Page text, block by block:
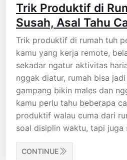
Trik Produktif di
Susah, Asal Tahu
Trik produktif di rumah tuh
kamu yang kerja remote,
sekadar ngatur aktivitas
nggak diatur, rumah bisa
gampang bikin males dan
kamu perlu tahu beberapa
produktif walau cuma dari
soal disiplin waktu, tapi
CONTINUE